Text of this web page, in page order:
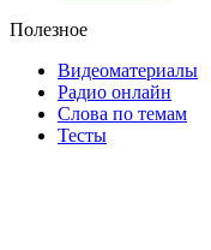
Полезное
Видеоматериалы
Радио онлайн
Слова по темам
Тесты